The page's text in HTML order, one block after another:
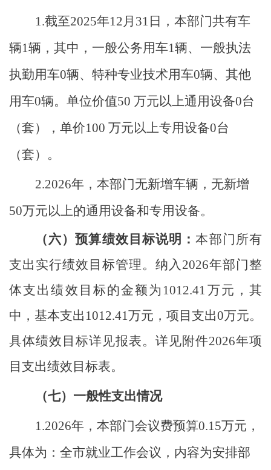
1.截至2025年12月 31 日，本部门共有车
辆1辆，其中，一般公务用车1辆、一般执法
执勤用车0辆、 特种专业技术用车0辆、其他
用车0辆。 单位价值50 万元以上通用设备0台
（套），单价100 万元以上专用设备0台
（套）。
2.2026年，本部门无新增车辆，无新增
50万元以上的通用设备和专用设备。
（六）预算绩效目标说明：本部门所有
支出实行绩效目标管理。纳入 2026年部门整
体支出绩效目标的金额为 1012.41万元，其
中，基本支出 1012.41万元，项目支出0万元。
具体绩效目标详见报表。详见附件2026年项
目支出绩效目标表。
（七）一般性支出情况
1.2026年，本部门会议费预算0.15万元，
具体为： 全市就业工作会议，内容为安排部